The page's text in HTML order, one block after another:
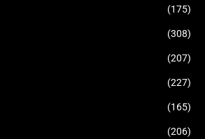
(175)
(308)
(207)
(227)
(165)
(206)